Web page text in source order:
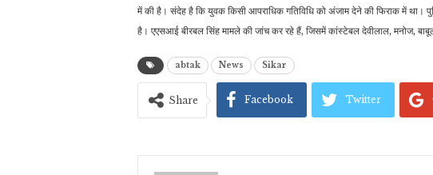
में की है। संदेह है कि युवक किसी आपराधिक गतिविधि को अंजाम देने की फिराक में था।
है। एएसआई बीरबल सिंह मामले की जांच कर रहे हैं, जिसमें कांस्टेबल देवीलाल, मनोज,
abtak News Sikar
Share Facebook Twitter